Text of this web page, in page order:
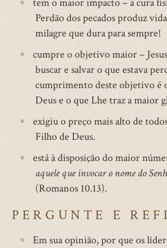
Perdão dos pecados produz
milagre que dura para sempre!
cumpre o objetivo maior –
buscar e salvar o que estava
cumprimento deste objetivo é
Deus e o que Lhe traz a maior
exigiu o preço mais alto de
Filho de Deus.
está à disposição do maior
aquele que invocar o nome do
(Romanos 10.13).
PERGUNTE E
Em sua opinião, por que os